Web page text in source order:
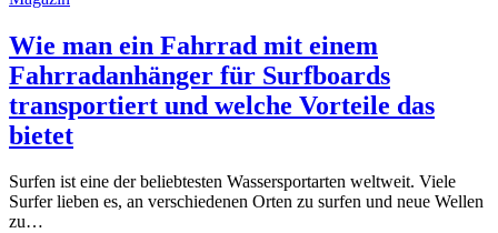
Wie man ein Fahrrad mit einem
Fahrradanhänger für Surfboards
transportiert und welche Vorteile das
bietet
Surfen ist eine der beliebtesten Wassersportarten weltweit. Viele
Surfer lieben es, an verschiedenen Orten zu surfen und neue Wellen
zu…